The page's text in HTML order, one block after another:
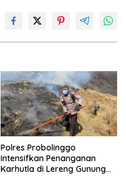
Polres Probolinggo
Intensifkan Penanganan
Karhutla di Lereng Gunung